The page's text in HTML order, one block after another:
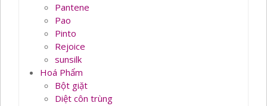
Pantene
Pao
Pinto
Rejoice
sunsilk
Hoá Phẩm
Bột giặt
Diệt côn trùng